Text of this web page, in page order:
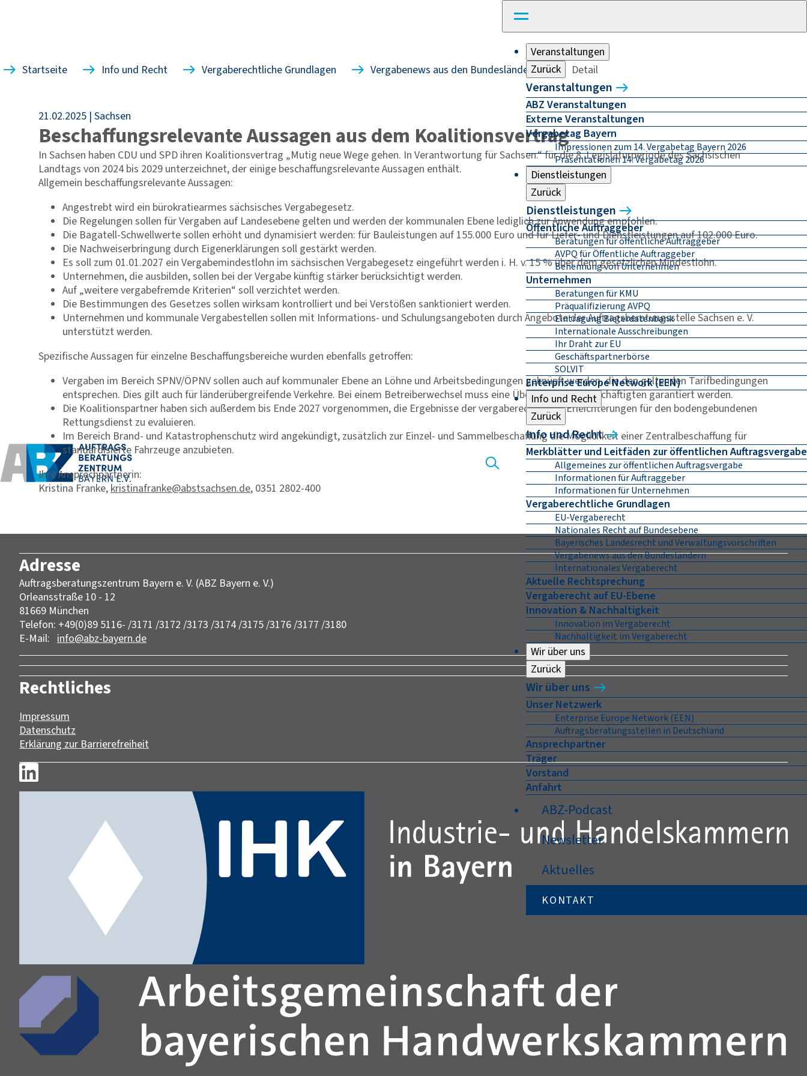
Veranstaltungen
Zurück
Veranstaltungen
ABZ Veranstaltungen
Externe Veranstaltungen
Vergabetag Bayern
Impressionen zum 14. Vergabetag Bayern 2026
Präsentationen 14. Vergabetag 2026
Dienstleistungen
Zurück
Dienstleistungen
Öffentliche Auftraggeber
Beratungen für öffentliche Auftraggeber
AVPQ für Öffentliche Auftraggeber
Benennung von Unternehmen
Unternehmen
Beratungen für KMU
Präqualifizierung AVPQ
Eintragung Bieterdatenbank
Internationale Ausschreibungen
Ihr Draht zur EU
Geschäftspartnerbörse
SOLVIT
Enterprise Europe Network (EEN)
Info und Recht
Zurück
Info und Recht
Merkblätter und Leitfäden zur öffentlichen Auftragsvergabe
Allgemeines zur öffentlichen Auftragsvergabe
Informationen für Auftraggeber
Informationen für Unternehmen
Vergaberechtliche Grundlagen
EU-Vergaberecht
Nationales Recht auf Bundesebene
Bayerisches Landesrecht und Verwaltungsvorschriften
Vergabenews aus den Bundesländern
Internationales Vergaberecht
Aktuelle Rechtsprechung
Vergaberecht auf EU-Ebene
Innovation & Nachhaltigkeit
Innovation im Vergaberecht
Nachhaltigkeit im Vergaberecht
Wir über uns
Zurück
Wir über uns
Unser Netzwerk
Enterprise Europe Network (EEN)
Auftragsberatungsstellen in Deutschland
Ansprechpartner
Träger
Vorstand
Anfahrt
ABZ-Podcast
Newsletter
Aktuelles
KONTAKT
Startseite Info und Recht Vergaberechtliche Grundlagen Vergabenews aus den Bundesländern Detail
21.02.2025 Sachsen
Beschaffungsrelevante Aussagen aus dem Koalitionsvertrag
In Sachsen haben CDU und SPD ihren Koalitionsvertrag „Mutig neue Wege gehen. In Verantwortung für Sachsen.“ für die 8. Legislaturperiode des Sächsischen
Landtags von 2024 bis 2029 unterzeichnet, der einige beschaffungsrelevante Aussagen enthält.
Allgemein beschaffungsrelevante Aussagen:
Angestrebt wird ein bürokratiearmes sächsisches Vergabegesetz.
Die Regelungen sollen für Vergaben auf Landesebene gelten und werden der kommunalen Ebene lediglich zur Anwendung empfohlen.
Die Bagatell-Schwellwerte sollen erhöht und dynamisiert werden: für Bauleistungen auf 155.000 Euro und für Liefer- und Dienstleistungen auf 102.000 Euro.
Die Nachweiserbringung durch Eigenerklärungen soll gestärkt werden.
Es soll zum 01.01.2027 ein Vergabemindestlohn im sächsischen Vergabegesetz eingeführt werden i. H. v. 15 % über dem gesetzlichen Mindestlohn.
Unternehmen, die ausbilden, sollen bei der Vergabe künftig stärker berücksichtigt werden.
Auf „weitere vergabefremde Kriterien“ soll verzichtet werden.
Die Bestimmungen des Gesetzes sollen wirksam kontrolliert und bei Verstößen sanktioniert werden.
Unternehmen und kommunale Vergabestellen sollen mit Informations- und Schulungsangeboten durch Angebote der Auftragsberatungsstelle Sachsen e. V.
unterstützt werden.
Spezifische Aussagen für einzelne Beschaffungsbereiche wurden ebenfalls getroffen:
Vergaben im Bereich SPNV/ÖPNV sollen auch auf kommunaler Ebene an Löhne und Arbeitsbedingungen geknüpft werden, die den geltenden Tarifbedingungen
entsprechen. Dies gilt auch für länderübergreifende Verkehre. Bei einem Betreiberwechsel muss eine Übernahme der Beschäftigten garantiert werden.
Die Koalitionspartner haben sich außerdem bis Ende 2027 vorgenommen, die Ergebnisse der vergaberechtlichen Erleichterungen für den bodengebundenen
Rettungsdienst zu evaluieren.
Im Bereich Brand- und Katastrophenschutz wird angekündigt, zusätzlich zur Einzel- und Sammelbeschaffung die Möglichkeit einer Zentralbeschaffung für
standardisierte Fahrzeuge anzubieten.
Ihre Ansprechpartnerin:
Kristina Franke, kristinafranke@abstsachsen.de, 0351 2802-400
Adresse
Auftragsberatungszentrum Bayern e. V. (ABZ Bayern e. V.)
Orleansstraße 10 - 12
81669 München
Telefon: +49(0)89 5116- /3171 /3172 /3173 /3174 /3175 /3176 /3177 /3180
E-Mail: info@abz-bayern.de
Rechtliches
Impressum
Datenschutz
Erklärung zur Barrierefreiheit